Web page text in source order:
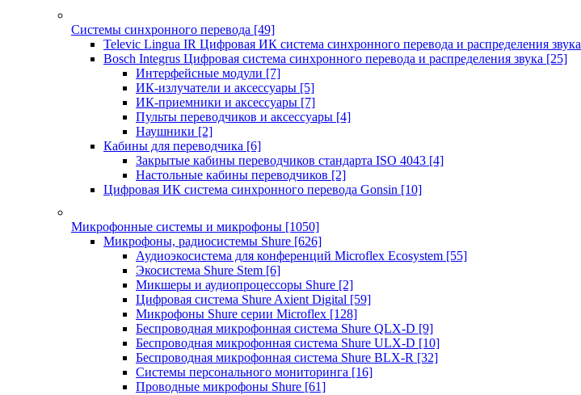
Системы синхронного перевода [49]
Televic Lingua IR Цифровая ИК система синхронного перевода и распределения звука
Bosch Integrus Цифровая система синхронного перевода и распределения звука [25]
Интерфейсные модули [7]
ИК-излучатели и аксессуары [5]
ИК-приемники и аксессуары [7]
Пульты переводчиков и аксессуары [4]
Наушники [2]
Кабины для переводчика [6]
Закрытые кабины переводчиков стандарта ISO 4043 [4]
Настольные кабины переводчиков [2]
Цифровая ИК система синхронного перевода Gonsin [10]
Микрофонные системы и микрофоны [1050]
Микрофоны, радиосистемы Shure [626]
Аудиоэкосистема для конференций Microflex Ecosystem [55]
Экосистема Shure Stem [6]
Микшеры и аудиопроцессоры Shure [2]
Цифровая система Shure Axient Digital [59]
Микрофоны Shure серии Microflex [128]
Беспроводная микрофонная система Shure QLX-D [9]
Беспроводная микрофонная система Shure ULX-D [10]
Беспроводная микрофонная система Shure BLX-R [32]
Системы персонального мониторинга [16]
Проводные микрофоны Shure [61]